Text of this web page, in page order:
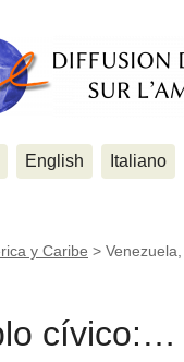
English Italiano
y Caribe >